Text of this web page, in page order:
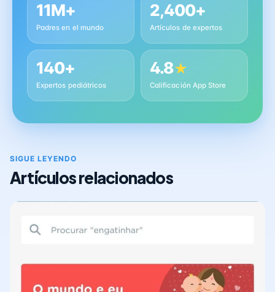
11M+
Padres en el mundo
2,400+
Artículos de expertos
140+
Expertos pediátricos
4.8★
Calificación App Store
SIGUE LEYENDO
Artículos relacionados